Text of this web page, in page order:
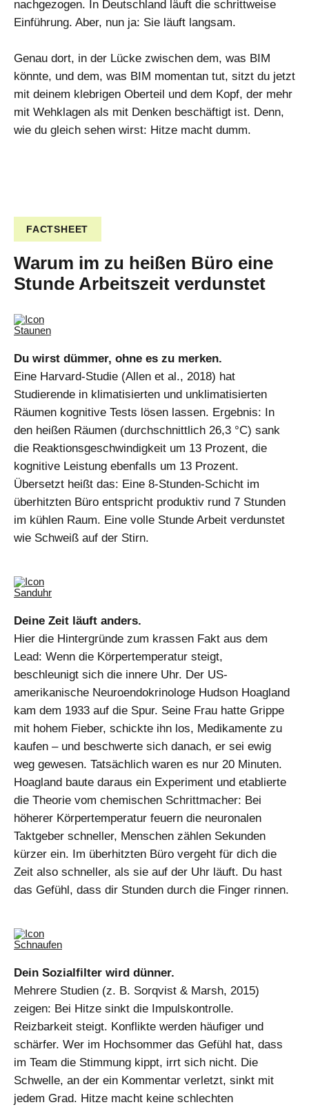
nachgezogen. In Deutschland läuft die schrittweise
Einführung. Aber, nun ja: Sie läuft langsam.
Genau dort, in der Lücke zwischen dem, was BIM
könnte, und dem, was BIM momentan tut, sitzt du jetzt
mit deinem klebrigen Oberteil und dem Kopf, der mehr
mit Wehklagen als mit Denken beschäftigt ist. Denn,
wie du gleich sehen wirst: Hitze macht dumm.
FACTSHEET
Warum im zu heißen Büro eine
Stunde Arbeitszeit verdunstet
Du wirst dümmer, ohne es zu merken.
Eine Harvard-Studie (Allen et al., 2018) hat
Studierende in klimatisierten und unklimatisierten
Räumen kognitive Tests lösen lassen. Ergebnis: In
den heißen Räumen (durchschnittlich 26,3 °C) sank
die Reaktionsgeschwindigkeit um 13 Prozent, die
kognitive Leistung ebenfalls um 13 Prozent.
Übersetzt heißt das: Eine 8-Stunden-Schicht im
überhitzten Büro entspricht produktiv rund 7 Stunden
im kühlen Raum. Eine volle Stunde Arbeit verdunstet
wie Schweiß auf der Stirn.
Deine Zeit läuft anders.
Hier die Hintergründe zum krassen Fakt aus dem
Lead: Wenn die Körpertemperatur steigt,
beschleunigt sich die innere Uhr. Der US-
amerikanische Neuroendokrinologe Hudson Hoagland
kam dem 1933 auf die Spur. Seine Frau hatte Grippe
mit hohem Fieber, schickte ihn los, Medikamente zu
kaufen – und beschwerte sich danach, er sei ewig
weg gewesen. Tatsächlich waren es nur 20 Minuten.
Hoagland baute daraus ein Experiment und etablierte
die Theorie vom chemischen Schrittmacher: Bei
höherer Körpertemperatur feuern die neuronalen
Taktgeber schneller, Menschen zählen Sekunden
kürzer ein. Im überhitzten Büro vergeht für dich die
Zeit also schneller, als sie auf der Uhr läuft. Du hast
das Gefühl, dass dir Stunden durch die Finger rinnen.
Dein Sozialfilter wird dünner.
Mehrere Studien (z. B. Sorqvist & Marsh, 2015)
zeigen: Bei Hitze sinkt die Impulskontrolle.
Reizbarkeit steigt. Konflikte werden häufiger und
schärfer. Wer im Hochsommer das Gefühl hat, dass
im Team die Stimmung kippt, irrt sich nicht. Die
Schwelle, an der ein Kommentar verletzt, sinkt mit
jedem Grad. Hitze macht keine schlechten